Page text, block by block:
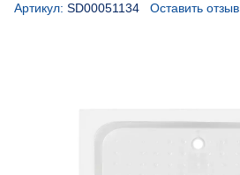
Артикул: SD00051134 Оставить отзыв